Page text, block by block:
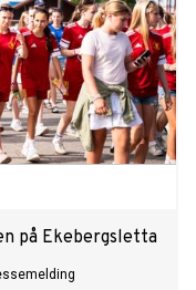
på Ekebergsletta